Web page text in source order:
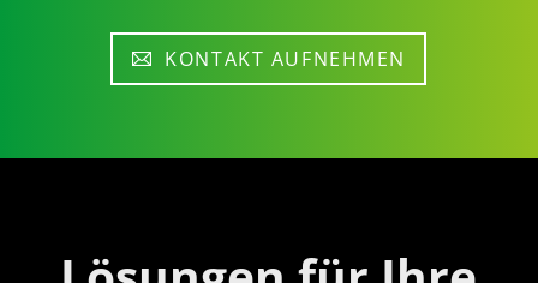
KONTAKT AUFNEHMEN